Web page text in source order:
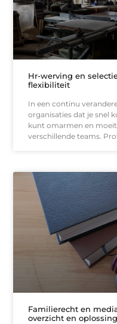
Hr-werving en
flexibiliteit
In een continu
organisaties dat je snel
kunt omarmen en
verschillende teams.
Familierecht en
overzicht en